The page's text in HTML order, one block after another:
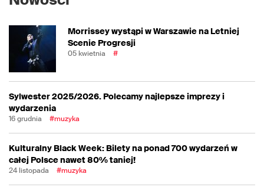
Morrissey wystąpi w Warszawie na Letniej
Scenie Progresji
05 kwietnia #
Sylwester 2025/2026. Polecamy najlepsze imprezy i
wydarzenia
16 grudnia #muzyka
Kulturalny Black Week: Bilety na ponad 700 wydarzeń w
całej Polsce nawet 80% taniej!
24 listopada #muzyka